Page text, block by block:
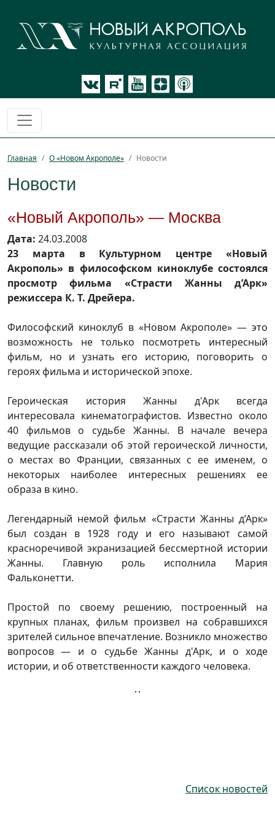
Главная О «Новом Акрополе» Новости
Новости
«Новый Акрополь» — Москва
Дата: 24.03.2008
23 марта в Культурном центре «Новый
Акрополь» в философском киноклубе состоялся
просмотр фильма «Страсти Жанны д’Арк»
режиссера К. Т. Дрейера.
Философский киноклуб в «Новом Акрополе» — это
возможность не только посмотреть интересный
фильм, но и узнать его историю, поговорить о
героях фильма и исторической эпохе.
Героическая история Жанны д'Арк всегда
интересовала кинематографистов. Известно около
40 фильмов о судьбе Жанны. В начале вечера
ведущие рассказали об этой героической личности,
о местах во Франции, связанных с ее именем, о
некоторых наиболее интересных решениях ее
образа в кино.
Легендарный немой фильм «Страсти Жанны д’Арк»
был создан в 1928 году и его называют самой
красноречивой экранизацией бессмертной истории
Жанны. Главную роль исполнила Мария
Фальконетти.
Простой по своему решению, построенный на
крупных планах, фильм произвел на собравшихся
зрителей сильное впечатление. Возникло множество
вопросов — и о судьбе Жанны д'Арк, и о ходе
истории, и об ответственности каждого человека.
Список новостей